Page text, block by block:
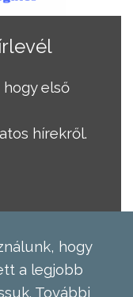
első
hírekről.
hogy
a legjobb
További